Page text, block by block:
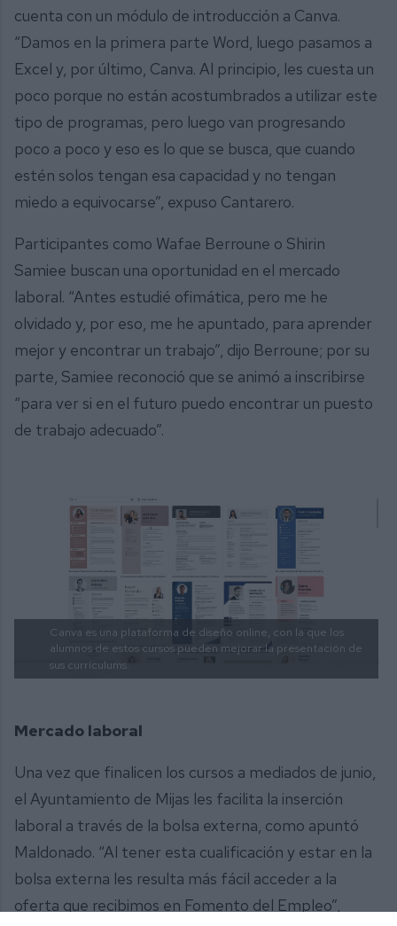
cuenta con un módulo de introducción a Canva.
“Damos en la primera parte Word, luego pasamos a
Excel y, por último, Canva. Al principio, les cuesta un
poco porque no están acostumbrados a utilizar este
tipo de programas, pero luego van progresando
poco a poco y eso es lo que se busca, que cuando
estén solos tengan esa capacidad y no tengan
miedo a equivocarse”, expuso Cantarero.
Participantes como Wafae Berroune o Shirin
Samiee buscan una oportunidad en el mercado
laboral. “Antes estudié ofimática, pero me he
olvidado y, por eso, me he apuntado, para aprender
mejor y encontrar un trabajo”, dijo Berroune; por su
parte, Samiee reconoció que se animó a inscribirse
“para ver si en el futuro puedo encontrar un puesto
de trabajo adecuado”.
Canva es una plataforma de diseño online, con la que los
alumnos de estos cursos pueden mejorar la presentación de
sus currículums.
Mercado laboral
Una vez que finalicen los cursos a mediados de junio,
el Ayuntamiento de Mijas les facilita la inserción
laboral a través de la bolsa externa, como apuntó
Maldonado. “Al tener esta cualificación y estar en la
bolsa externa les resulta más fácil acceder a la
oferta que recibimos en Fomento del Empleo”,